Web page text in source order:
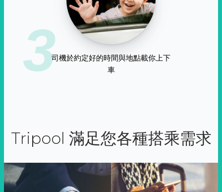
3司機於約定好的時間與地點載你上下
車
Tripool 滿足您各種搭乘需求